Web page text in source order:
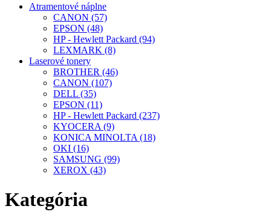
Atramentové náplne
CANON (57)
EPSON (48)
HP - Hewlett Packard (94)
LEXMARK (8)
Laserové tonery
BROTHER (46)
CANON (107)
DELL (35)
EPSON (11)
HP - Hewlett Packard (237)
KYOCERA (9)
KONICA MINOLTA (18)
OKI (16)
SAMSUNG (99)
XEROX (43)
Kategória